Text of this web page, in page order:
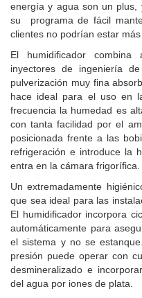
energía y agua son un plus,
su programa de fácil
clientes no podrían estar
El humidificador
inyectores de ingeniería
pulverización muy fina
hace ideal para el uso en
frecuencia la humedad es
con tanta facilidad por el
posicionada frente a las
refrigeración e introduce la
entra en la cámara frigorífica.
Un extremadamente
que sea ideal para las
El humidificador incorpora
automáticamente para
el sistema y no se
presión puede operar con
desmineralizado e
del agua por iones de plata.